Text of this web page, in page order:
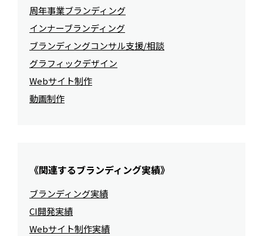
周年事業ブランディング
インナーブランディング
ブランディングコンサル支援/相談
グラフィックデザイン
Webサイト制作
動画制作
《関連するブランディング実績》
ブランディング実績
CI開発実績
Webサイト制作実績